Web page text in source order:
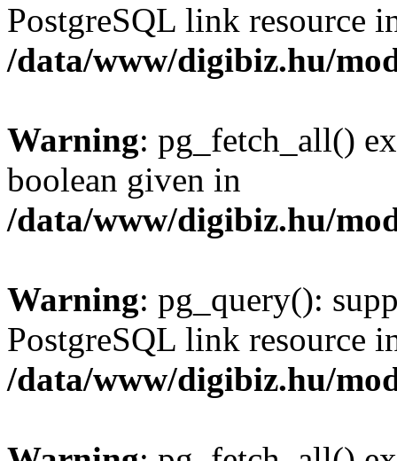
PostgreSQL link resource
/data/www/digibiz.hu/
Warning: pg_fetch_all()
boolean given in
/data/www/digibiz.hu/
Warning: pg_query():
PostgreSQL link resource
/data/www/digibiz.hu/